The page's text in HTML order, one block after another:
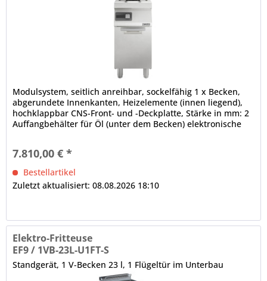
Modulsystem, seitlich anreihbar, sockelfähig 1 x Becken,
abgerundete Innenkanten, Heizelemente (innen liegend),
hochklappbar CNS-Front- und -Deckplatte, Stärke in mm: 2
Auffangbehälter für Öl (unter dem Becken) elektronische
7.810,00 € *
Bestellartikel
Zuletzt aktualisiert: 08.08.2026 18:10
Elektro-Fritteuse
EF9 / 1VB-23L-U1FT-S
Standgerät, 1 V-Becken 23 l, 1 Flügeltür im Unterbau